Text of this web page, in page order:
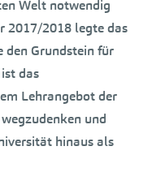
Welt notwendig
2017/2018 legte das
den Grundstein für
das
Lehrangebot der
und
hinaus als